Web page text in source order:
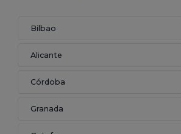
Bilbao
Alicante
Córdoba
Granada